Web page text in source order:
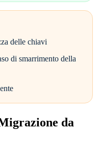
delle chiavi
di smarrimento della
da